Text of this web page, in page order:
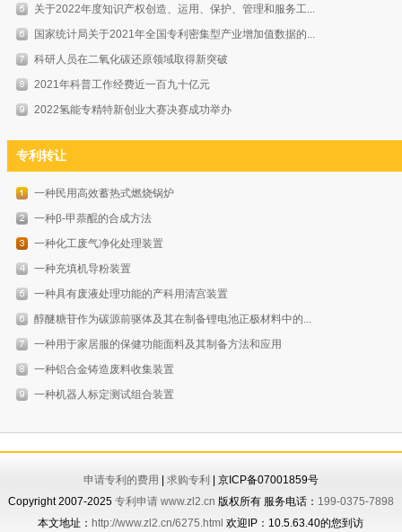
关于2022年度知识产权创造、运用、保护、管理和服务工...
国家统计局关于2021年全国专利密集型产业增加值数据的...
科研人员在二氧化碳还原领域取得新突破
2021年科普工作经费近一百九十亿元
2022氢能专精特新创业大赛决赛成功举办
专利转让
一种民用高效蓄热式燃烧锅炉
一种β-甲萘醌的合成方法
一种化工废气净化处理装置
一种充填机导粉装置
一种具有废液处理功能的产科用清宫装置
醇醚糖苷作为碳源前驱体及其在制备锂电池正极材料中的...
一种用于家居服的保健功能面料及其制备方法和应用
一种铝合金铸造废料收集装置
一种机器人标定测试组合装置
申请专利的费用 求购专利
| 京ICP备07001859号
Copyright 2007-2025 专利申请 www.zl2.cn 版权所有 服务电话： 199-0375-7898
本文地址： http://www.zl2.cn/6275.html 欢迎IP：10.5.63.40的您到访